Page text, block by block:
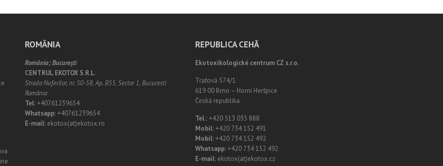
ROMÂNIA
România;Bucureşti
CENTRUL EKOTOX S.R.L.
Strada Nuferilor, nr. 50-58, Ap. B55, Sector 1, Bucuresti
România
Tel:+40761239654
Whatsapp:+40761239654
E-mail: ekotox(at)ekotox.ro
REPUBLICA CEHĂ
Ekotoxikologické centrum CZ s.r.o.
Traťová 574/1
619 00 Brno – Horní Heršpice
Česká republika
Tel.:+420 513 035 888
Mobil:+420 734 152 491
Mobil:+420 734 152 492
Whatsapp:+420 734 152 492
E-mail:ekotox(at)ekotox.cz